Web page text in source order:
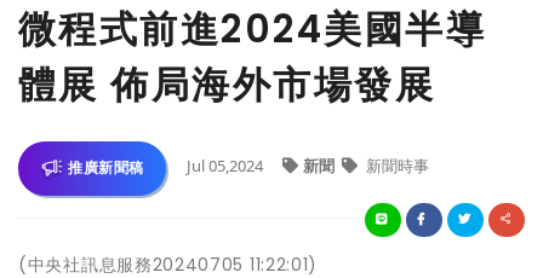
微程式前進2024美國半導
體展 佈局海外市場發展
推廣新聞稿 Jul 05,2024 新聞 新聞時事
(中央社訊息服務20240705 11:22:01)